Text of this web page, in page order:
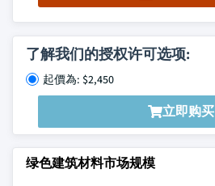
了解我们的授权许可选项:
起價為: $2,450
立即购买
绿色建筑材料市场规模